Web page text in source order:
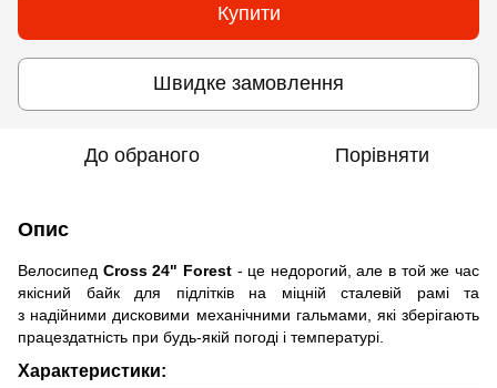
Купити
Швидке замовлення
До обраного Порівняти
Опис
Велосипед Cross 24" Forest- це недорогий, але в той же час
якісний байк для підлітків на міцній сталевій рамі та
з надійними дисковими механічними гальмами, які зберігають
працездатність при будь-якій погоді і температурі.
Характеристики: